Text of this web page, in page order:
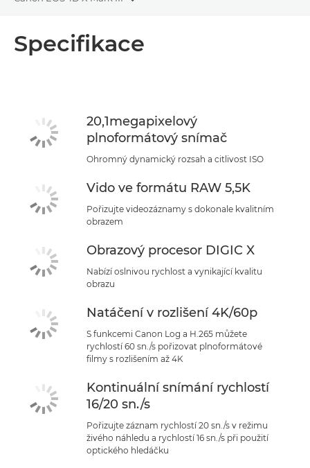
Toggle breadcrumbs
Specifikace
20,1megapixelový
plnoformátový snímač
Ohromný dynamický rozsah a citlivost ISO
Vido ve formátu RAW 5,5K
Pořizujte videozáznamy s dokonale kvalitním
obrazem
Obrazový procesor DIGIC X
Nabízí oslnivou rychlost a vynikající kvalitu
obrazu
Natáčení v rozlišení 4K/60p
S funkcemi Canon Log a H.265 můžete
rychlostí 60 sn./s pořizovat plnoformátové
filmy s rozlišením až 4K
Kontinuální snímání rychlostí
16/20 sn./s
Pořizujte záznam rychlostí 20 sn./s v režimu
živého náhledu a rychlostí 16 sn./s při použití
optického hledáčku